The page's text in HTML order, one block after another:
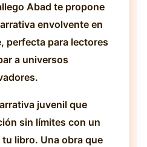
Abad te propone
envolvente en
perfecta para lectores
a universos
juvenil que
sin límites con un
libro. Una obra que